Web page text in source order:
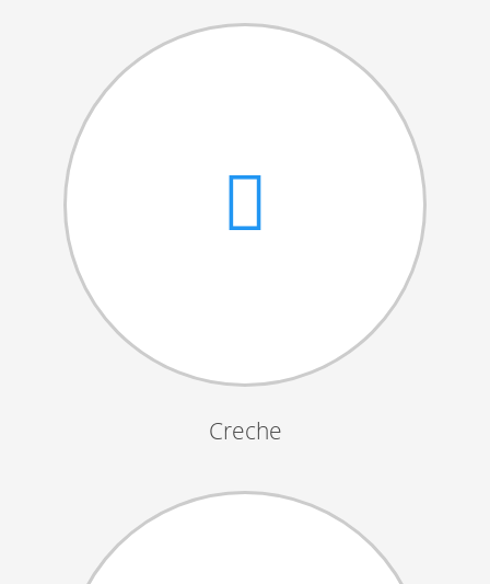
Cantares das Janeiras
Carnaval
Dia da Amizade
Dia da Mulher
Festejos da Páscoa
Dia da Mãe
Dia Mundial da Criança
Marchas Populares
Dia de S.Martinho
Aniversários da Instituição
Creche